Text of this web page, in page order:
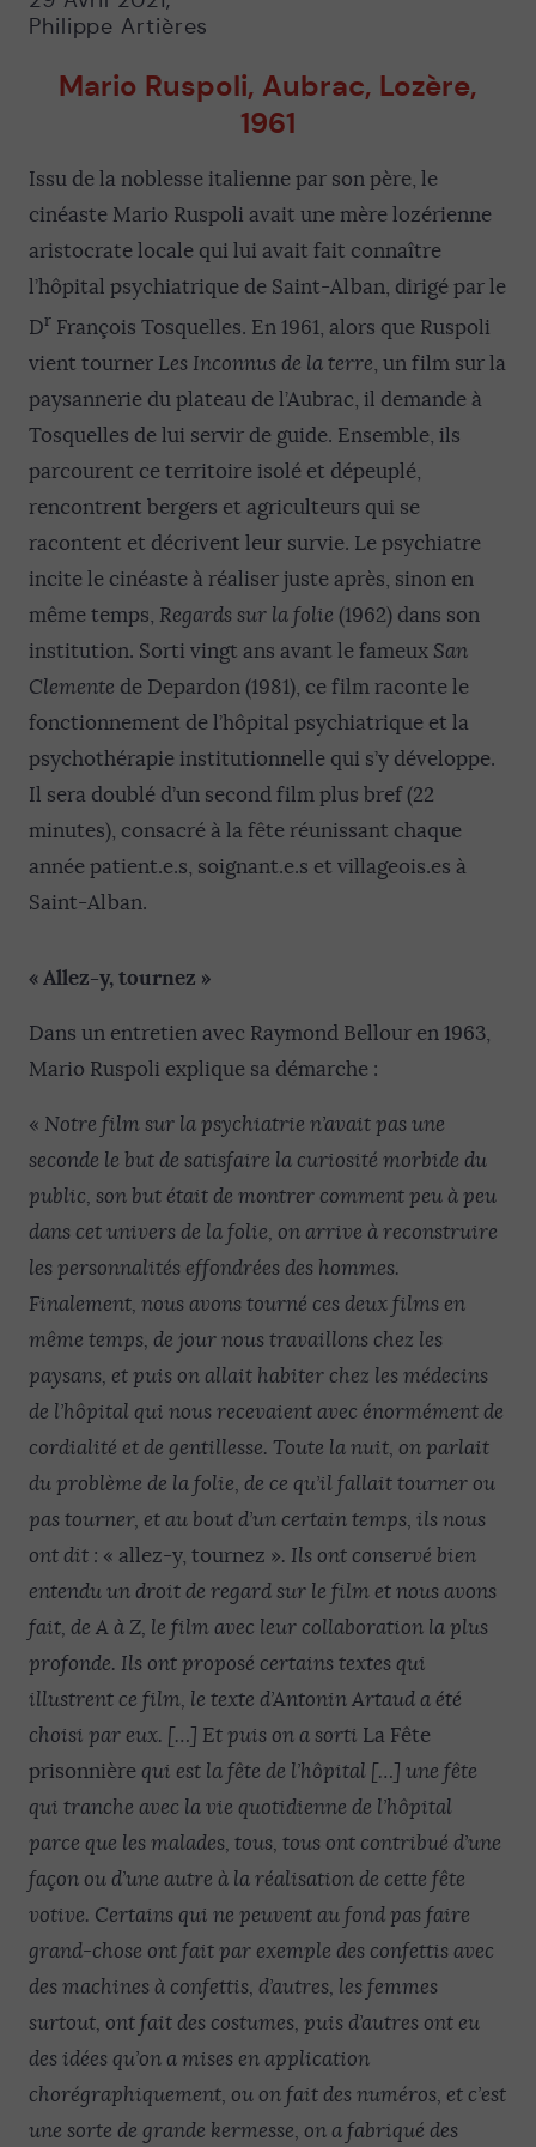
Philippe Artières
Mario Ruspoli, Aubrac, Lozère,
1961
Issu de la noblesse italienne par son père, le
cinéaste Mario Ruspoli avait une mère lozérienne
aristocrate locale qui lui avait fait connaître
l’hôpital psychiatrique de Saint-Alban, dirigé par le
Dr François Tosquelles. En 1961, alors que Ruspoli
vient tourner Les Inconnus de la terre, un film sur la
paysannerie du plateau de l’Aubrac, il demande à
Tosquelles de lui servir de guide. Ensemble, ils
parcourent ce territoire isolé et dépeuplé,
rencontrent bergers et agriculteurs qui se
racontent et décrivent leur survie. Le psychiatre
incite le cinéaste à réaliser juste après, sinon en
même temps, Regards sur la folie (1962) dans son
institution. Sorti vingt ans avant le fameux San
Clemente de Depardon (1981), ce film raconte le
fonctionnement de l’hôpital psychiatrique et la
psychothérapie institutionnelle qui s’y développe.
Il sera doublé d’un second film plus bref (22
minutes), consacré à la fête réunissant chaque
année patient.e.s, soignant.e.s et villageois.es à
Saint-Alban.
« Allez-y, tournez »
Dans un entretien avec Raymond Bellour en 1963,
Mario Ruspoli explique sa démarche :
« Notre film sur la psychiatrie n’avait pas une
seconde le but de satisfaire la curiosité morbide du
public, son but était de montrer comment peu à peu
dans cet univers de la folie, on arrive à reconstruire
les personnalités effondrées des hommes.
Finalement, nous avons tourné ces deux films en
même temps, de jour nous travaillons chez les
paysans, et puis on allait habiter chez les médecins
de l’hôpital qui nous recevaient avec énormément de
cordialité et de gentillesse. Toute la nuit, on parlait
du problème de la folie, de ce qu’il fallait tourner ou
pas tourner, et au bout d’un certain temps, ils nous
ont dit : « allez-y, tournez ». Ils ont conservé bien
entendu un droit de regard sur le film et nous avons
fait, de A à Z, le film avec leur collaboration la plus
profonde. Ils ont proposé certains textes qui
illustrent ce film, le texte d’Antonin Artaud a été
choisi par eux. […] Et puis on a sorti La Fête
prisonnière qui est la fête de l’hôpital […] une fête
qui tranche avec la vie quotidienne de l’hôpital
parce que les malades, tous, tous ont contribué d’une
façon ou d’une autre à la réalisation de cette fête
votive. Certains qui ne peuvent au fond pas faire
grand-chose ont fait par exemple des confettis avec
des machines à confettis, d’autres, les femmes
surtout, ont fait des costumes, puis d’autres ont eu
des idées qu’on a mises en application
chorégraphiquement, ou on fait des numéros, et c’est
une sorte de grande kermesse, on a fabriqué des